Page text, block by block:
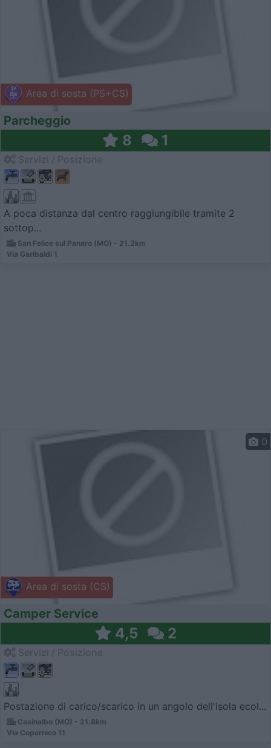
Area di sosta (PS+CS)
Parcheggio
8 1
A poca distanza dal centro raggiungibile tramite 2
sottop...
San Felice sul Panaro (MO) - 21.2km
Via Garibaldi 1
Area di sosta (CS)
0
Camper Service
4,5 2
Postazione di carico/scarico in un angolo dell'isola ecol...
Casinalbo (MO) - 21.8km
Via Copernico 11